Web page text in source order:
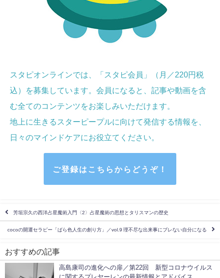
スタピオンラインでは、「スタピ会員」（月／220円税
込）を募集しています。会員になると、記事や動画を含
む全てのコンテンツをお楽しみいただけます。
地上に生きるスターピープルに向けて発信する情報を、
日々のマインドケアにお役立てください
ご登録はこちらからどうぞ！
芳垣宗久の西洋占星魔術入門〈2〉占星魔術の思想とタリスマンの歴史
cocoの開運セラピー「ばら色人生の創り方」／vol.9 理不尽な出来事にブレない自分になる
おすすめの記事
高島康司の進化への扉／第22回 新型コロナウイルス
に関するプレヤーレンの最新情報とアドバイス